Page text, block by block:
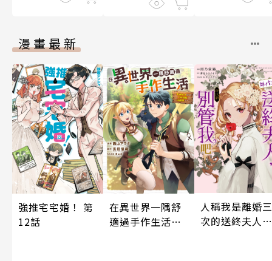
漫畫最新
強推宅宅婚！ 第
12話
在異世界一隅舒
適過手作生活～
人稱我是離婚三
次的送終夫人，